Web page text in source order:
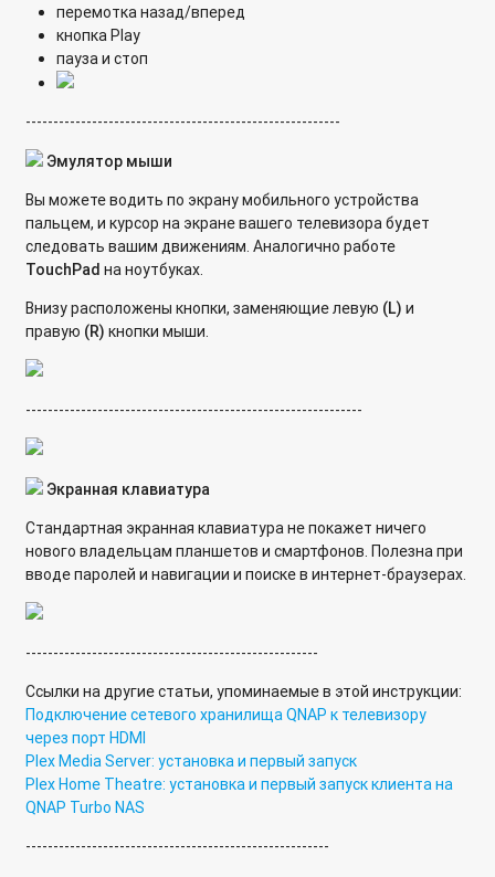
перемотка назад/вперед
кнопка Play
пауза и стоп
---------------------------------------------------------
Эмулятор мыши
Вы можете водить по экрану мобильного устройства
пальцем, и курсор на экране вашего телевизора будет
следовать вашим движениям. Аналогично работе
TouchPad на ноутбуках.
Внизу расположены кнопки, заменяющие левую (L) и
правую (R) кнопки мыши.
-------------------------------------------------------------
Экранная клавиатура
Стандартная экранная клавиатура не покажет ничего
нового владельцам планшетов и смартфонов. Полезна при
вводе паролей и навигации и поиске в интернет-браузерах.
-----------------------------------------------------
Ссылки на другие статьи, упоминаемые в этой инструкции:
Подключение сетевого хранилища QNAP к телевизору
через порт HDMI
Plex Media Server: установка и первый запуск
Plex Home Theatre: установка и первый запуск клиента на
QNAP Turbo NAS
-------------------------------------------------------